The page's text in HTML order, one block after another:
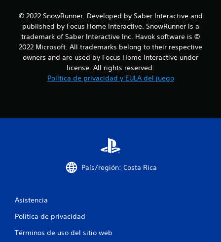
n
t
o
d
© 2022 SnowRunner. Developed by Saber Interactive and
published by Focus Home Interactive. SnowRunner is a
trademark of Saber Interactive Inc. Havok software is ©
2022 Microsoft. All trademarks belong to their respective
owners and are used by Focus Home Interactive under
license. All rights reserved.
Política de privacidad y EULA del juego
País/región: Costa Rica
Asistencia
Política de privacidad
Términos de uso del sitio web